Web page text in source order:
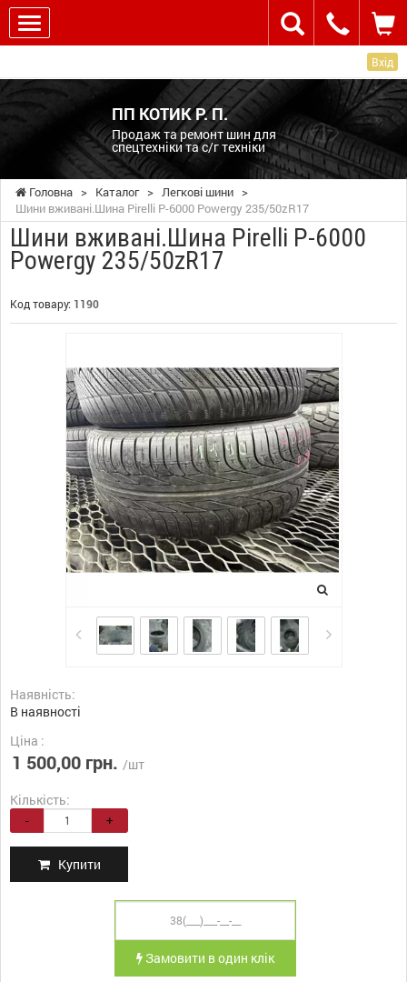
Вхід
ПП КОТИК Р. П.
Продаж та ремонт шин для
спецтехніки та с/г техніки
Головна > Каталог > Легкові шини >
Шини вживані.Шина Pirelli P-6000 Powergy 235/50zR17
Шини вживані.Шина Pirelli P-6000
Powergy 235/50zR17
Код товару: 1190
Наявність:
В наявності
Ціна :
1 500,00 грн. /шт
Кількість:
- +
Купити
Замовити в один клік